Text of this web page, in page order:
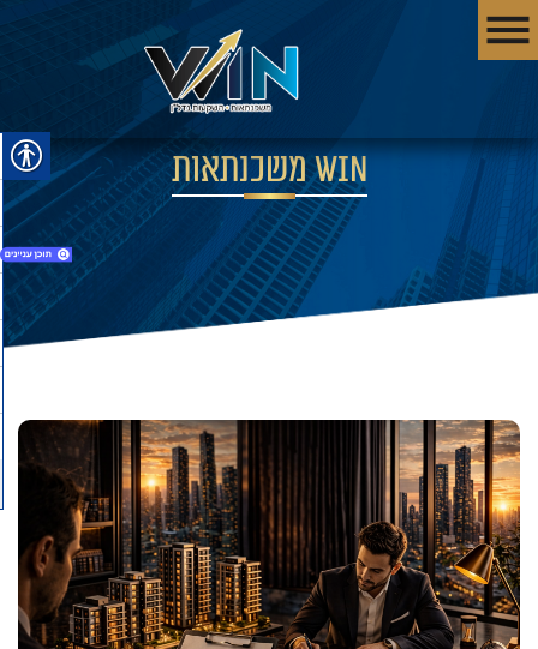
WIN משכנתאות